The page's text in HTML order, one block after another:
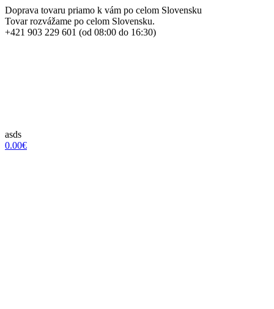
Doprava tovaru priamo k vám po celom Slovensku
Tovar rozvážame po celom Slovensku.
+421 903 229 601 (od 08:00 do 16:30)
asds
0.00€